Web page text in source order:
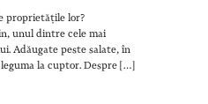
proprietățile lor?
unul dintre cele mai
Adăugate peste salate, în
la cuptor. Despre […]